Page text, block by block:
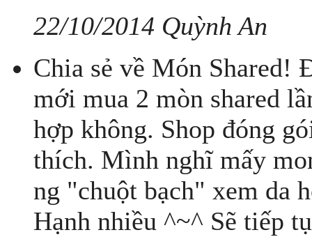
22/10/2014 Quỳnh An
Chia sẻ về Món Shared!
mới mua 2 mòn shared
hợp không. Shop đóng
thích. Mình nghĩ mấy
ng "chuột bạch" xem da
Hạnh nhiều ^~^ Sẽ tiếp